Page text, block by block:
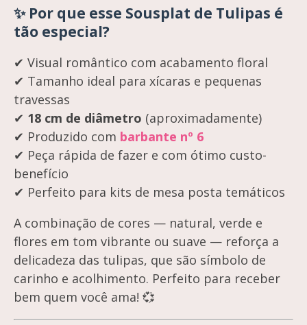
✨ Por que esse Sousplat de Tulipas é
tão especial?
✔ Visual romântico com acabamento floral
✔ Tamanho ideal para xícaras e pequenas
travessas
✔ 18 cm de diâmetro (aproximadamente)
✔ Produzido com barbante nº 6
✔ Peça rápida de fazer e com ótimo custo-
benefício
✔ Perfeito para kits de mesa posta temáticos
A combinação de cores — natural, verde e
flores em tom vibrante ou suave — reforça a
delicadeza das tulipas, que são símbolo de
carinho e acolhimento. Perfeito para receber
bem quem você ama! 💞